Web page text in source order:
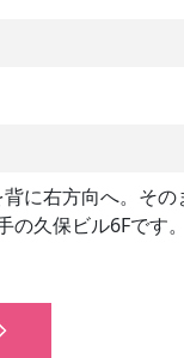
に右方向へ。そ
久保ビル6Fです。